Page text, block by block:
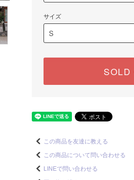
サイズ
SOLD
この商品を友達に教える
この商品について問い合わせる
LINEで問い合わせる